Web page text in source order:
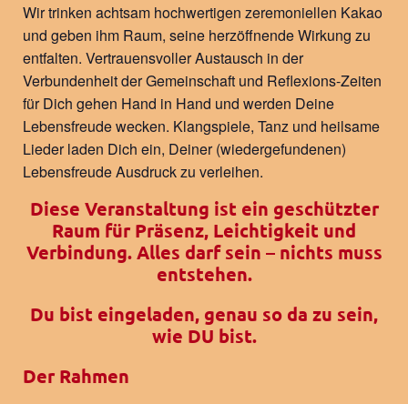
Wir trinken achtsam hochwertigen zeremoniellen Kakao
und geben ihm Raum, seine herzöffnende Wirkung zu
entfalten. Vertrauensvoller Austausch in der
Verbundenheit der Gemeinschaft und Reflexions-Zeiten
für Dich gehen Hand in Hand und werden Deine
Lebensfreude wecken. Klangspiele, Tanz und heilsame
Lieder laden Dich ein, Deiner (wiedergefundenen)
Lebensfreude Ausdruck zu verleihen.
Diese Veranstaltung ist ein geschützter
Raum für Präsenz, Leichtigkeit und
Verbindung. Alles darf sein – nichts muss
entstehen.
Du bist eingeladen, genau so da zu sein,
wie DU bist.
Der Rahmen